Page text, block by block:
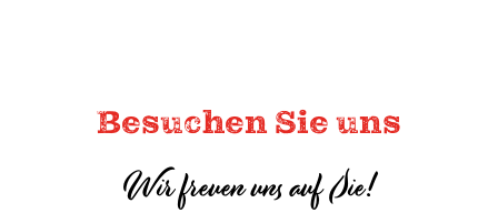
Besuchen Sie uns
Wir freuen uns auf Sie!